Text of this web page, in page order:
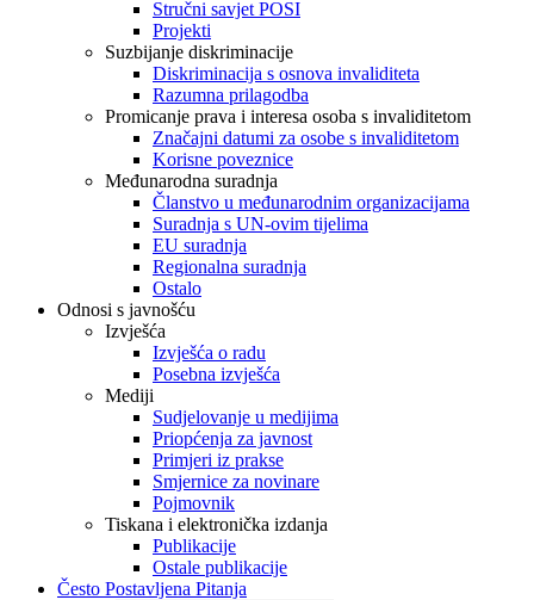
Stručni savjet POSI
Projekti
Suzbijanje diskriminacije
Diskriminacija s osnova invaliditeta
Razumna prilagodba
Promicanje prava i interesa osoba s invaliditetom
Značajni datumi za osobe s invaliditetom
Korisne poveznice
Međunarodna suradnja
Članstvo u međunarodnim organizacijama
Suradnja s UN-ovim tijelima
EU suradnja
Regionalna suradnja
Ostalo
Odnosi s javnošću
Izvješća
Izvješća o radu
Posebna izvješća
Mediji
Sudjelovanje u medijima
Priopćenja za javnost
Primjeri iz prakse
Smjernice za novinare
Pojmovnik
Tiskana i elektronička izdanja
Publikacije
Ostale publikacije
Često Postavljena Pitanja